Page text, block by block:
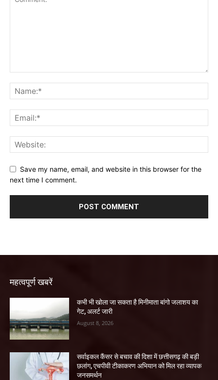
Save my name, email, and website in this browser for the
next time I comment.
महत्वपूर्ण खबरें
कभी भी खोला जा सकता है मिनीमाता बांगो जलाशय का
गेट, अलर्ट जारी
August 8, 2026
सर्वाइकल कैंसर से बचाव की दिशा में छत्तीसगढ़ की बड़ी
छलांग, एचपीवी टीकाकरण अभियान को मिल रहा व्यापक
जनसमर्थन